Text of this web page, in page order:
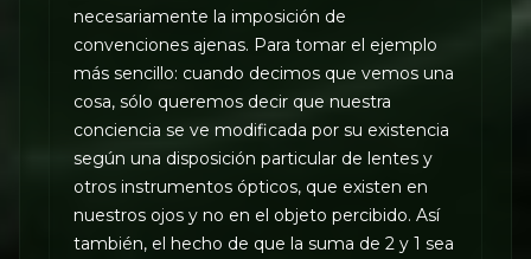
necesariamente la imposición de
convenciones ajenas. Para tomar el ejemplo
más sencillo: cuando decimos que vemos una
cosa, sólo queremos decir que nuestra
conciencia se ve modificada por su existencia
según una disposición particular de lentes y
otros instrumentos ópticos, que existen en
nuestros ojos y no en el objeto percibido. Así
también, el hecho de que la suma de 2 y 1 sea